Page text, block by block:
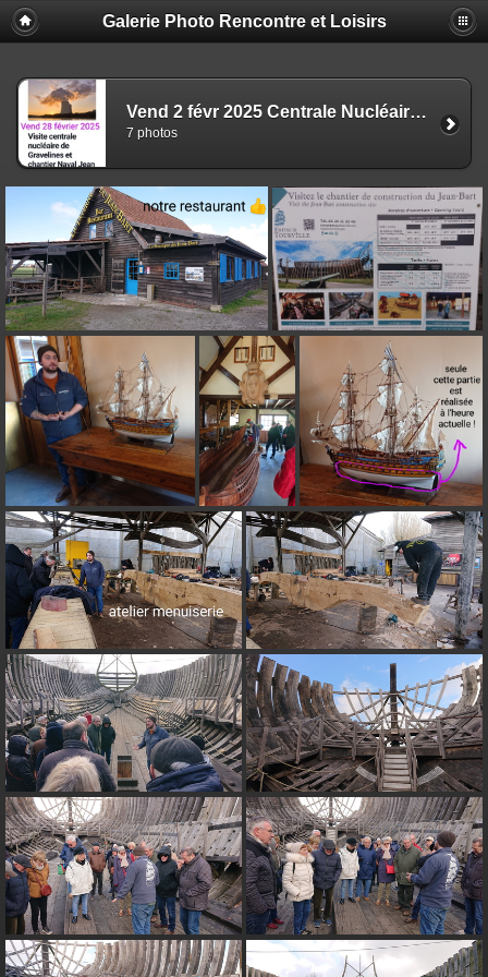
Galerie Photo Rencontre et Loisirs
Vend 2 févr 2025 Centrale Nucléaire de Gravelines et Chantier Naval Jean Bart
7 photos